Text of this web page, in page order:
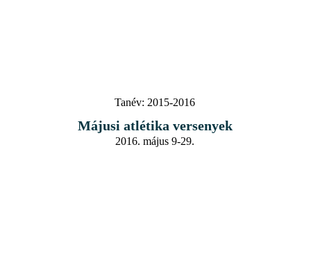
Tanév: 2015-2016
Májusi atlétika versenyek
2016. május 9-29.